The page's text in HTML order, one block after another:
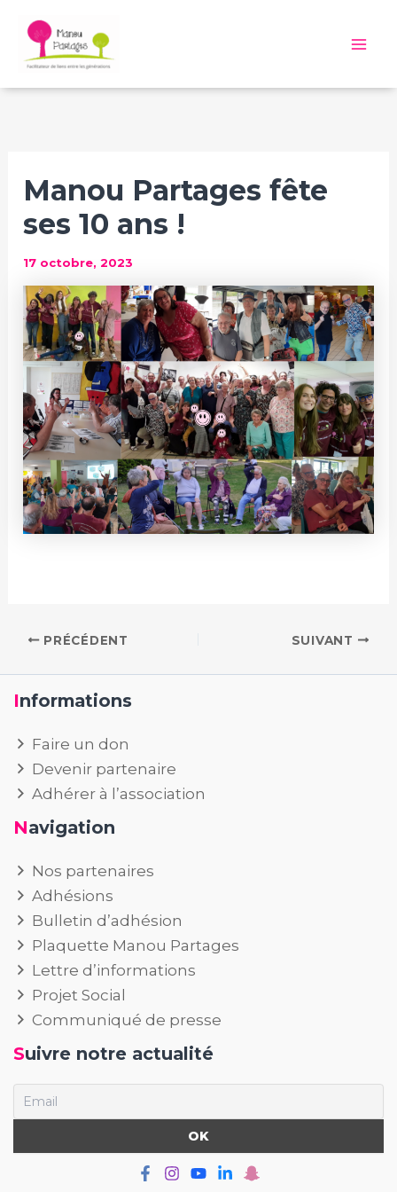
contenu
Manou Partages fête
ses 10 ans !
17 octobre, 2023
PRÉCÉDENT SUIVANT
Informations
Faire un don
Devenir partenaire
Adhérer à l’association
Navigation
Nos partenaires
Adhésions
Bulletin d’adhésion
Plaquette Manou Partages
Lettre d’informations
Projet Social
Communiqué de presse
Suivre notre actualité